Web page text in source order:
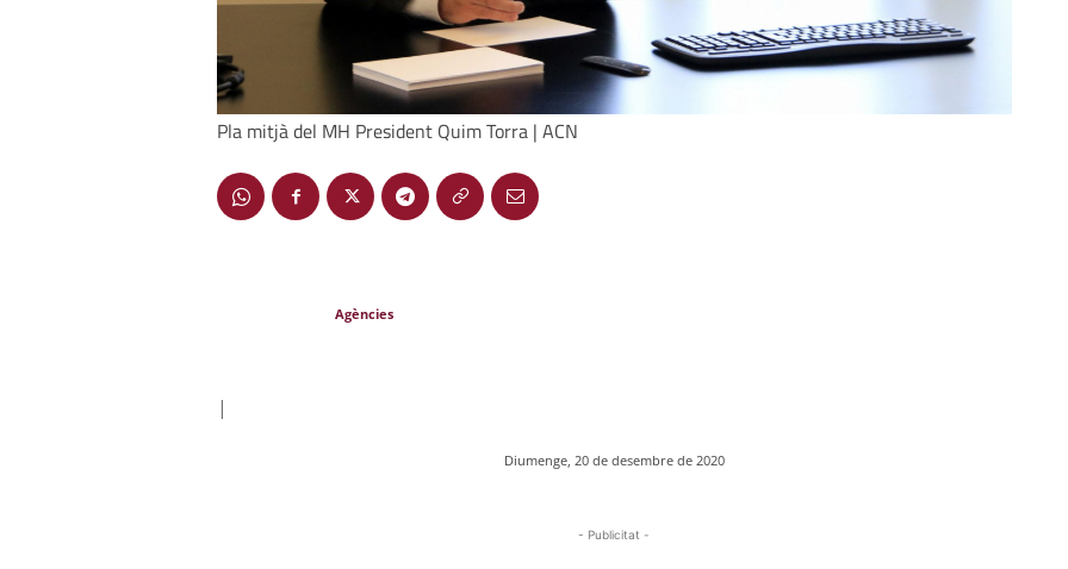
Pla mitjà del MH President Quim Torra | ACN
Agències
|
Diumenge, 20 de desembre de 2020
- Publicitat -